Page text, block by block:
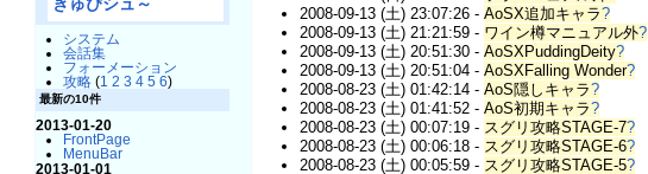
きゅぴシュ～
システム
会話集
フォーメーション
攻略 (1 2 3 4 5 6)
最新の10件
2013-01-20
FrontPage
MenuBar
2013-01-01
2008-09-13 (土) 23:07:26 -AoSX追加キャラ?
2008-09-13 (土) 21:21:59 - ワイン樽マニュアル外?
2008-09-13 (土) 20:51:30 -AoSXPuddingDeity?
2008-09-13 (土) 20:51:04 -AoSXFalling Wonder?
2008-08-23 (土) 01:42:14 -AoS隠しキャラ?
2008-08-23 (土) 01:41:52 -AoS初期キャラ?
2008-08-23 (土) 00:07:19 - スグリ攻略STAGE-7?
2008-08-23 (土) 00:06:18 - スグリ攻略STAGE-6?
2008-08-23 (土) 00:05:59 - スグリ攻略STAGE-5?